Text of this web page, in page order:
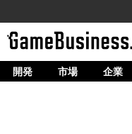
ホーム
開発 市場 企業